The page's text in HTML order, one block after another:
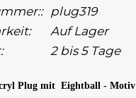
plug319
Auf Lager
2 bis 5 Tage
Plug mit Eightball - Motiv